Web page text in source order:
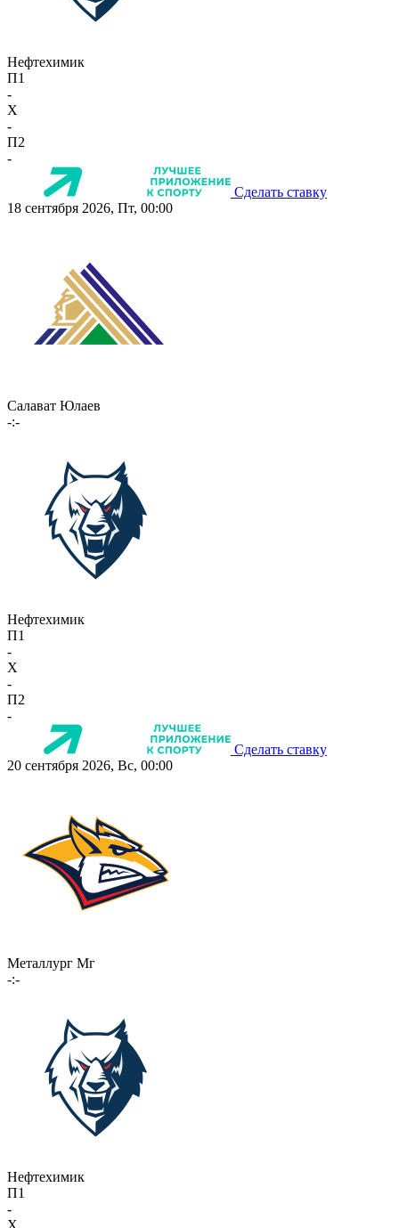
Нефтехимик
П1
-
X
-
П2
-
Сделать ставку
18 сентября 2026, Пт, 00:00
Салават Юлаев
-:-
Нефтехимик
П1
-
X
-
П2
-
Сделать ставку
20 сентября 2026, Вс, 00:00
Металлург Мг
-:-
Нефтехимик
П1
-